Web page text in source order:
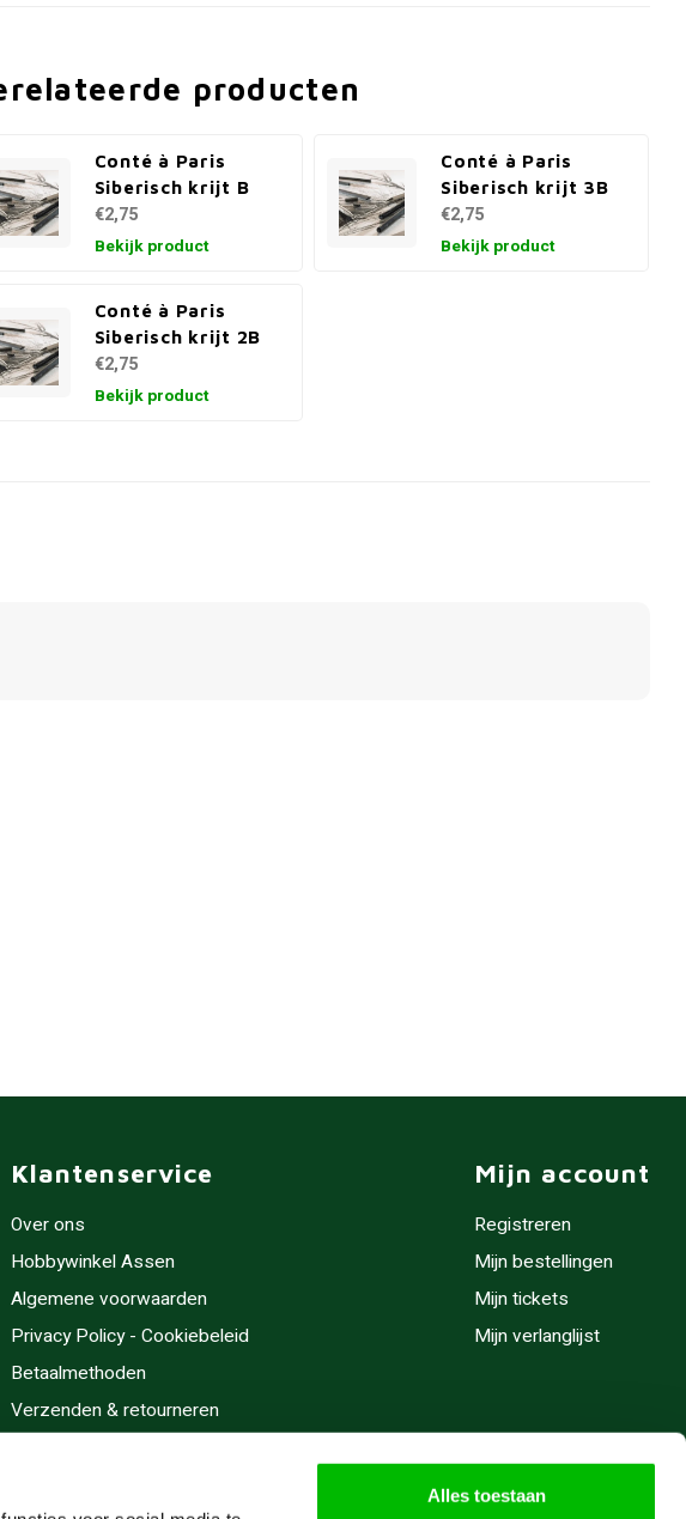
Alles toestaan
producten
Conté à Paris
Siberisch krijt B
€2,75
Bekijk product
Conté à Paris
Siberisch krijt 3B
€2,75
Bekijk product
Conté à Paris
Siberisch krijt 2B
€2,75
Bekijk product
Klantenservice
Over ons
Hobbywinkel Assen
Algemene voorwaarden
Privacy Policy - Cookiebeleid
Betaalmethoden
Verzenden & retourneren
Mijn account
Registreren
Mijn bestellingen
Mijn tickets
Mijn verlanglijst